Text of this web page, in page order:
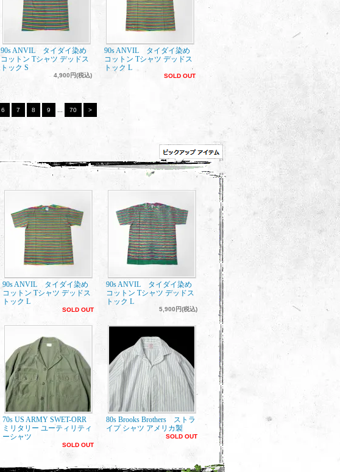
90s ANVIL タイダイ染め
コットン Tシャツ デッドス
トック S
4,900円(税込)
90s ANVIL タイダイ染め
コットン Tシャツ デッドス
トック L
SOLD OUT
6 7 8 9 70 >
90s ANVIL タイダイ染め
コットン Tシャツ デッドス
トック L
SOLD OUT
90s ANVIL タイダイ染め
コットン Tシャツ デッドス
トック L
5,900円(税込)
70s US ARMY SWET-ORR
ミリタリー ユーティリティ
ーシャツ
SOLD OUT
80s Brooks Brothers ストラ
イプ シャツ アメリカ製
SOLD OUT